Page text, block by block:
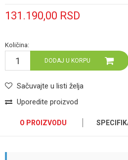
131.190,00 RSD
Količina:
DODAJ U KORPU
Sačuvajte u listi želja
Uporedite proizvod
O PROIZVODU